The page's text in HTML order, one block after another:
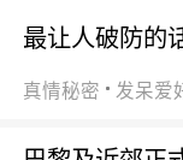
最让人破防的
真情秘密 发呆爱